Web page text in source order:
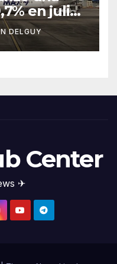
en julio
su
DELGUY
Center
✈